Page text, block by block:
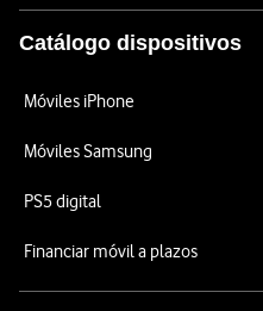
Catálogo dispositivos
Móviles iPhone
Móviles Samsung
PS5 digital
Financiar móvil a plazos